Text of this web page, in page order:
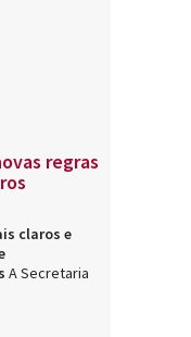
regras
claros e
A Secretaria